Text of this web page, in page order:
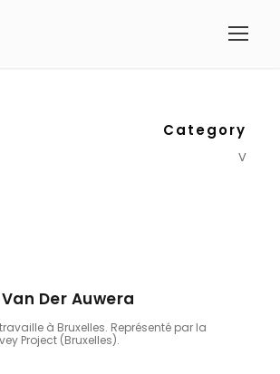
Category
V
Der Auwera
travaille à Bruxelles. Représenté par la
Project (Bruxelles).